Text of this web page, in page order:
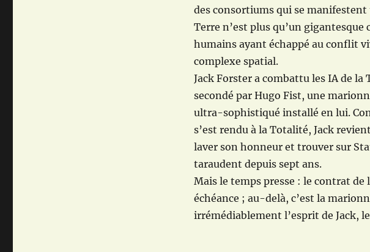
des consortiums qui se
Terre n’est plus qu’un
humains ayant échappé au conflit
complexe spatial.
Jack Forster a combattu les IA de
secondé par Hugo Fist, une
ultra-sophistiqué installé en lui.
s’est rendu à la Totalité, Jack
laver son honneur et trouver sur
taraudent depuis sept ans.
Mais le temps presse : le contrat
échéance ; au-delà, c’est la
irrémédiablement l’esprit de Jack,